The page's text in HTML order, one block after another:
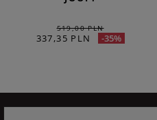
519,00 PLN
337,35 PLN -35%